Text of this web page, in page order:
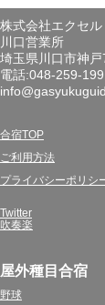
株式会社エクセ
川口営業所
埼玉県川口市神
電話:048-259-
合宿TOP
ご利用方法
プライバシーポリシ
Twitter
吹奏楽
屋外種目合宿
野球